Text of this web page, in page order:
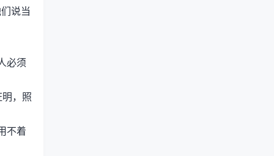
说当
必须
，照
不着